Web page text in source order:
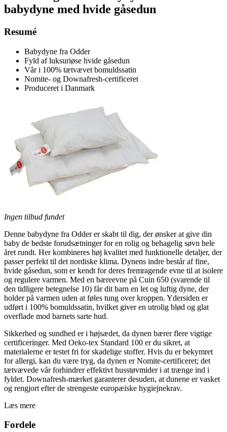
babydyne med hvide gåsedun
Resumé
Babydyne fra Odder
Fyld af luksuriøse hvide gåsedun
Vår i 100% tætvævet bomuldssatin
Nomite- og Downafresh-certificeret
Produceret i Danmark
Ingen tilbud fundet
Denne babydyne fra Odder er skabt til dig, der ønsker at give din
baby de bedste forudsætninger for en rolig og behagelig søvn hele
året rundt. Her kombineres høj kvalitet med funktionelle detaljer, der
passer perfekt til det nordiske klima. Dynens indre består af fine,
hvide gåsedun, som er kendt for deres fremragende evne til at isolere
og regulere varmen. Med en bæreevne på Cuin 650 (svarende til
den tidligere betegnelse 10) får dit barn en let og luftig dyne, der
holder på varmen uden at føles tung over kroppen. Ydersiden er
udført i 100% bomuldssatin, hvilket giver en utrolig blød og glat
overflade mod barnets sarte hud.
Sikkerhed og sundhed er i højsædet, da dynen bærer flere vigtige
certificeringer. Med Oeko-tex Standard 100 er du sikret, at
materialerne er testet fri for skadelige stoffer. Hvis du er bekymret
for allergi, kan du være tryg, da dynen er Nomite-certificeret; det
tætvævede vår forhindrer effektivt husstøvmider i at trænge ind i
fyldet. Downafresh-mærket garanterer desuden, at dunene er vasket
og rengjort efter de strengeste europæiske hygiejnekrav.
Læs mere
Fordele